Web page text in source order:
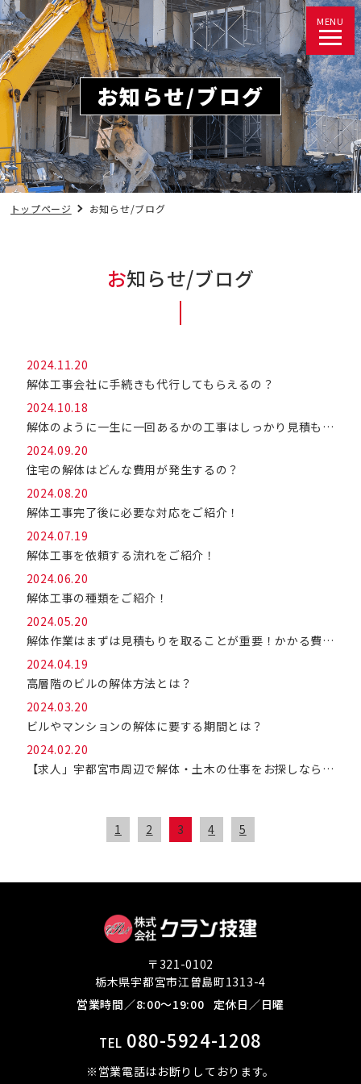
MENU
お知らせ/ブログ
トップページ お知らせ/ブログ
お知らせ/ブログ
2024.11.20
解体工事会社に手続きも代行してもらえるの？
2024.10.18
解体のように一生に一回あるかの工事はしっかり見積もりを取ろう！
2024.09.20
住宅の解体はどんな費用が発生するの？
2024.08.20
解体工事完了後に必要な対応をご紹介！
2024.07.19
解体工事を依頼する流れをご紹介！
2024.06.20
解体工事の種類をご紹介！
2024.05.20
解体作業はまずは見積もりを取ることが重要！かかる費用の内訳を理解しよう！
2024.04.19
高層階のビルの解体方法とは？
2024.03.20
ビルやマンションの解体に要する期間とは？
2024.02.20
【求人」宇都宮市周辺で解体・土木の仕事をお探しなら「(株)クラン技建」へ！
1 2 3 4 5
〒321-0102
栃木県宇都宮市江曽島町1313-4
営業時間／8:00～19:00
定休日／日曜
TEL 080-5924-1208
※営業電話はお断りしております。